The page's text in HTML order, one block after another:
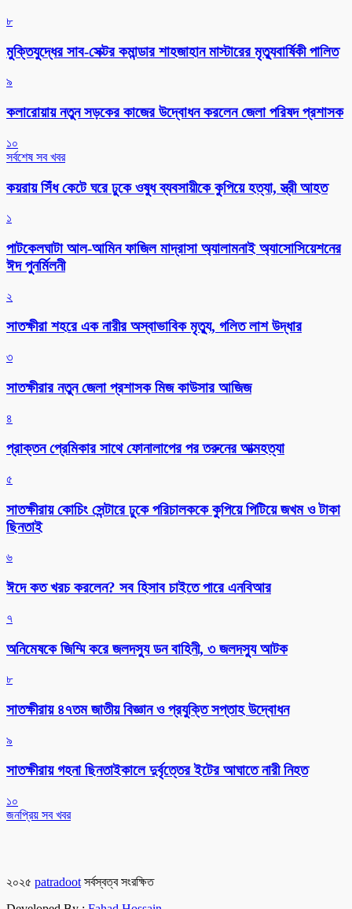
৮
মুক্তিযুদ্ধের সাব-সেক্টর কমান্ডার শাহজাহান মাস্টারের মৃত্যুবার্ষিকী পালিত
৯
কলারোয়ায় নতুন সড়কের কাজের উদ্বোধন করলেন জেলা পরিষদ প্রশাসক
১০
সর্বশেষ সব খবর
কয়রায় সিঁধ কেটে ঘরে ঢুকে ওষুধ ব্যবসায়ীকে কুপিয়ে হত্যা, স্ত্রী আহত
১
পাটকেলঘাটা আল-আমিন ফাজিল মাদ্রাসা অ্যালামনাই অ্যাসোসিয়েশনের
ঈদ পুনর্মিলনী
২
সাতক্ষীরা শহরে এক নারীর অস্বাভাবিক মৃত্যু, গলিত লাশ উদ্ধার
৩
সাতক্ষীরার নতুন জেলা প্রশাসক মিজ কাউসার আজিজ
৪
প্রাক্তন প্রেমিকার সাথে ফোনালাপের পর তরুনের আত্মহত্যা
৫
সাতক্ষীরায় কোচিং সেন্টারে ঢুকে পরিচালককে কুপিয়ে পিটিয়ে জখম ও টাকা
ছিনতাই
৬
ঈদে কত খরচ করলেন? সব হিসাব চাইতে পারে এনবিআর
৭
অনিমেষকে জিম্মি করে জলদস্যু ডন বাহিনী, ৩ জলদস্যু আটক
৮
সাতক্ষীরায় ৪৭তম জাতীয় বিজ্ঞান ও প্রযুক্তি সপ্তাহ উদ্বোধন
৯
সাতক্ষীরায় গহনা ছিনতাইকালে দুর্বৃত্তের ইটের আঘাতে নারী নিহত
১০
জনপ্রিয় সব খবর
২০২৫ patradoot সর্বস্বত্ব সংরক্ষিত